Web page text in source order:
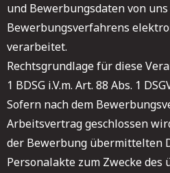
und Bewerbungsdaten von
Bewerbungsverfahrens
verarbeitet.
Rechtsgrundlage für diese
1 BDSG i.V.m. Art. 88 Abs. 1
Sofern nach dem
Arbeitsvertrag geschlossen
der Bewerbung übermittelten
Personalakte zum Zwecke